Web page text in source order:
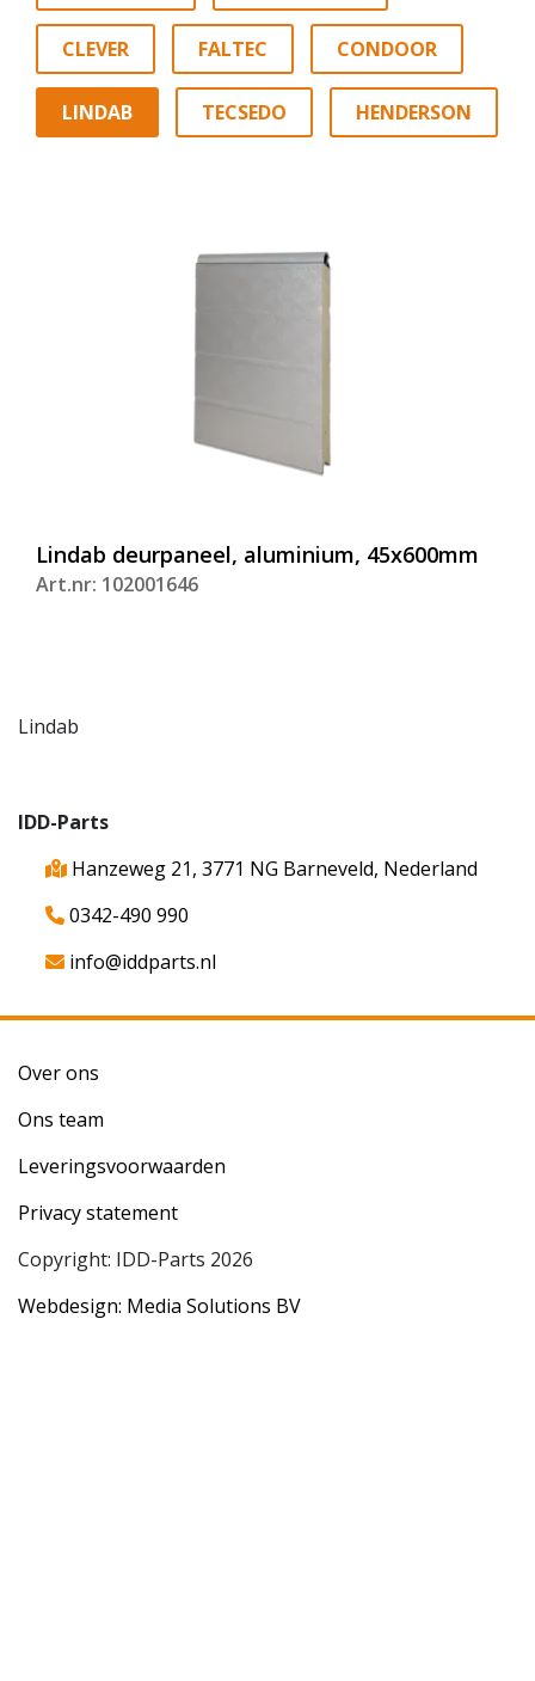
CLEVER FALTEC CONDOOR
LINDAB TECSEDO HENDERSON
Lindab deurpaneel, aluminium, 45x600mm
Art.nr: 102001646
Lindab
IDD-Parts
Hanzeweg 21, 3771 NG Barneveld, Nederland
0342-490 990
info@iddparts.nl
Over ons
Ons team
Leveringsvoorwaarden
Privacy statement
Copyright: IDD-Parts 2026
Webdesign: Media Solutions BV